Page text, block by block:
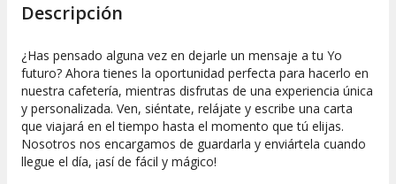
Descripción
¿Has pensado alguna vez en dejarle un mensaje a tu Yo
futuro? Ahora tienes la oportunidad perfecta para hacerlo en
nuestra cafetería, mientras disfrutas de una experiencia única
y personalizada. Ven, siéntate, relájate y escribe una carta
que viajará en el tiempo hasta el momento que tú elijas.
Nosotros nos encargamos de guardarla y enviártela cuando
llegue el día, ¡así de fácil y mágico!